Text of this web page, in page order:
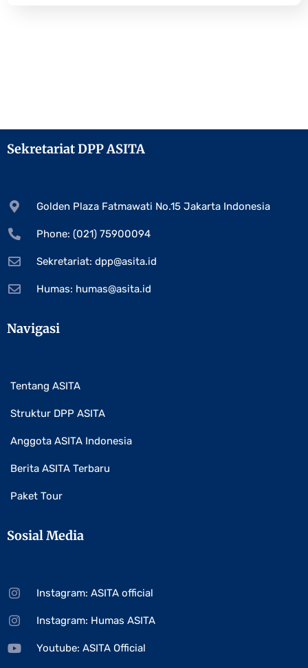
Sekretariat DPP ASITA
Golden Plaza Fatmawati No.15 Jakarta Indonesia
Phone: (021) 75900094
Sekretariat: dpp@asita.id
Humas: humas@asita.id
Navigasi
Tentang ASITA
Struktur DPP ASITA
Anggota ASITA Indonesia
Berita ASITA Terbaru
Paket Tour
Sosial Media
Instagram: ASITA official
Instagram: Humas ASITA
Youtube: ASITA Official